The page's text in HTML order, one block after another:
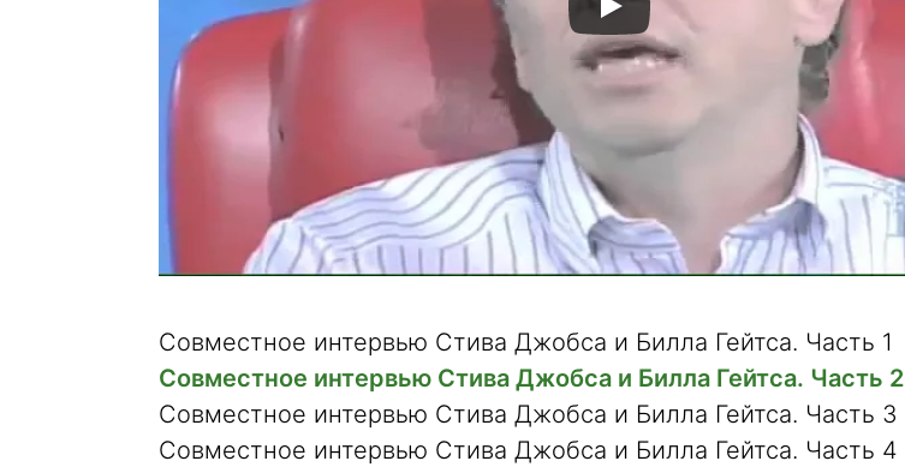
Совместное интервью Стива Джобса и Билла Гейтса. Часть 1
Совместное интервью Стива Джобса и Билла Гейтса. Часть 2
Совместное интервью Стива Джобса и Билла Гейтса. Часть 3
Совместное интервью Стива Джобса и Билла Гейтса. Часть 4